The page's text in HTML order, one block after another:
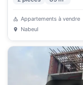
Appartements à vendre
Nabeul